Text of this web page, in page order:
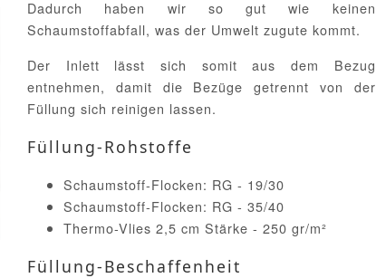
Dadurch haben wir so gut wie keinen
Schaumstoffabfall, was der Umwelt zugute kommt.
Der Inlett lässt sich somit aus dem Bezug
entnehmen, damit die Bezüge getrennt von der
Füllung sich reinigen lassen.
Füllung-Rohstoffe
Schaumstoff-Flocken: RG - 19/30
Schaumstoff-Flocken: RG - 35/40
Thermo-Vlies 2,5 cm Stärke - 250 gr/m²
Füllung-Beschaffenheit